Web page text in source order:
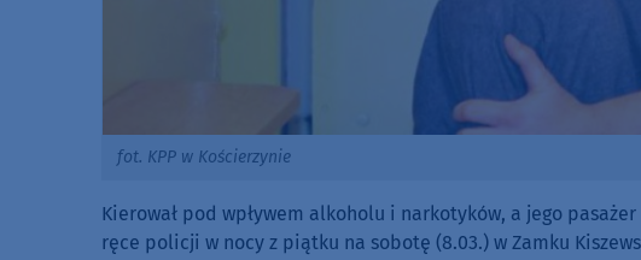
fot. KPP w Kościerzynie
Kierował pod wpływem alkoholu i narkotyków, a jego
ręce policji w nocy z piątku na sobotę (8.03.) w Zamku